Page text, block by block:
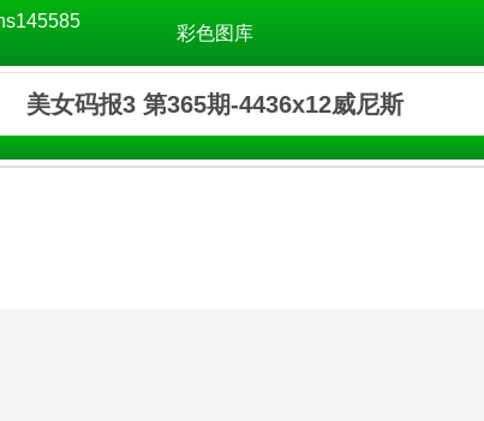
彩色图库
美女码报3 第365期-4436x12威尼斯